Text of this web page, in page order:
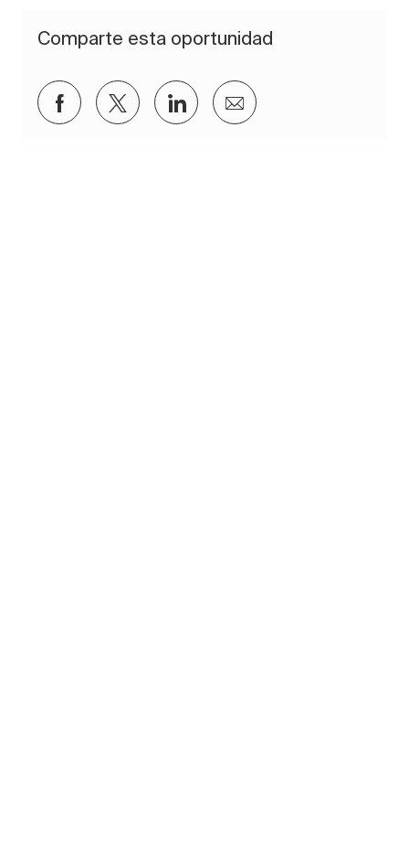
Comparte esta oportunidad
Compartir a través de Facebook
Compartir a través de twitter
Compartir a través de
Compartir por